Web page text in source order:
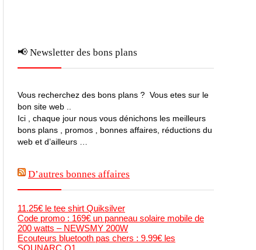
📢 Newsletter des bons plans
Vous recherchez des bons plans ? Vous etes sur le
bon site web ..
Ici , chaque jour nous vous dénichons les meilleurs
bons plans , promos , bonnes affaires, réductions du
web et d’ailleurs …
D’autres bonnes affaires
11.25€ le tee shirt Quiksilver
Code promo : 169€ un panneau solaire mobile de
200 watts – NEWSMY 200W
Ecouteurs bluetooth pas chers : 9.99€ les
SOUNARC Q1